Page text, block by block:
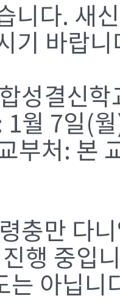
니다. 새
기 바랍니
성결신
월 7일(
부처: 본
충만 다
행 중입
는 아닙니